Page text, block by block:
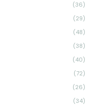
(36)
(29)
(48)
(38)
(40)
(72)
(26)
(34)